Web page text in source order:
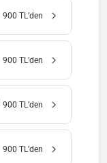
900 TL’den
900 TL’den
900 TL’den
900 TL’den